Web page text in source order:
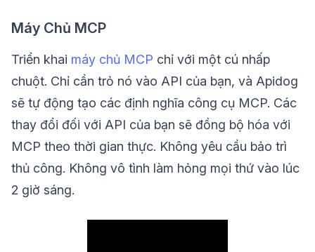
Máy Chủ MCP
Triển khai máy chủ MCP chỉ với một cú nhấp
chuột. Chỉ cần trỏ nó vào API của bạn, và Apidog
sẽ tự động tạo các định nghĩa công cụ MCP. Các
thay đổi đối với API của bạn sẽ đồng bộ hóa với
MCP theo thời gian thực. Không yêu cầu bảo trì
thủ công. Không vô tình làm hỏng mọi thứ vào lúc
2 giờ sáng.